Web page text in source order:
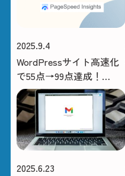
WordPressサイト高速化
で55点→99点達成！
PageSpeed Insights改善
事例
2025.9.4
2025.6.23